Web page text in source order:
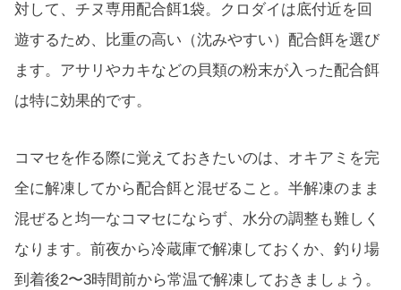
対して、チヌ専用配合餌1袋。クロダイは底付近を回
遊するため、比重の高い（沈みやすい）配合餌を選び
ます。アサリやカキなどの貝類の粉末が入った配合餌
は特に効果的です。
コマセを作る際に覚えておきたいのは、オキアミを完
全に解凍してから配合餌と混ぜること。半解凍のまま
混ぜると均一なコマセにならず、水分の調整も難しく
なります。前夜から冷蔵庫で解凍しておくか、釣り場
到着後2〜3時間前から常温で解凍しておきましょう。